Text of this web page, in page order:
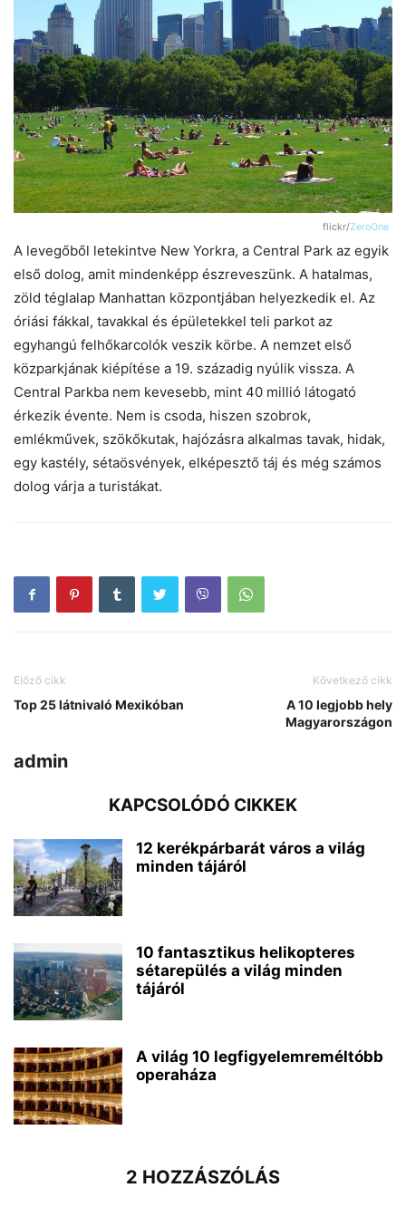
flickr/ZeroOne
A levegőből letekintve New Yorkra, a Central Park az egyik
első dolog, amit mindenképp észreveszünk. A hatalmas,
zöld téglalap Manhattan központjában helyezkedik el. Az
óriási fákkal, tavakkal és épületekkel teli parkot az
egyhangú felhőkarcolók veszik körbe. A nemzet első
közparkjának kiépítése a 19. századig nyúlik vissza. A
Central Parkba nem kevesebb, mint 40 millió látogató
érkezik évente. Nem is csoda, hiszen szobrok,
emlékművek, szökőkutak, hajózásra alkalmas tavak, hidak,
egy kastély, sétaösvények, elképesztő táj és még számos
dolog várja a turistákat.
Előző cikk
Top 25 látnivaló Mexikóban
Következő cikk
A 10 legjobb hely
Magyarországon
admin
KAPCSOLÓDÓ CIKKEK
12 kerékpárbarát város a világ
minden tájáról
10 fantasztikus helikopteres
sétarepülés a világ minden
tájáról
A világ 10 legfigyelemreméltóbb
operaháza
2 HOZZÁSZÓLÁS